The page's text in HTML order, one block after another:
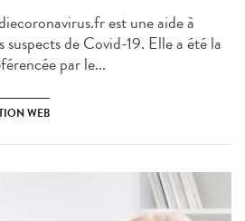
est une aide à
de Covid-19. Elle a été la
par le...
WEB